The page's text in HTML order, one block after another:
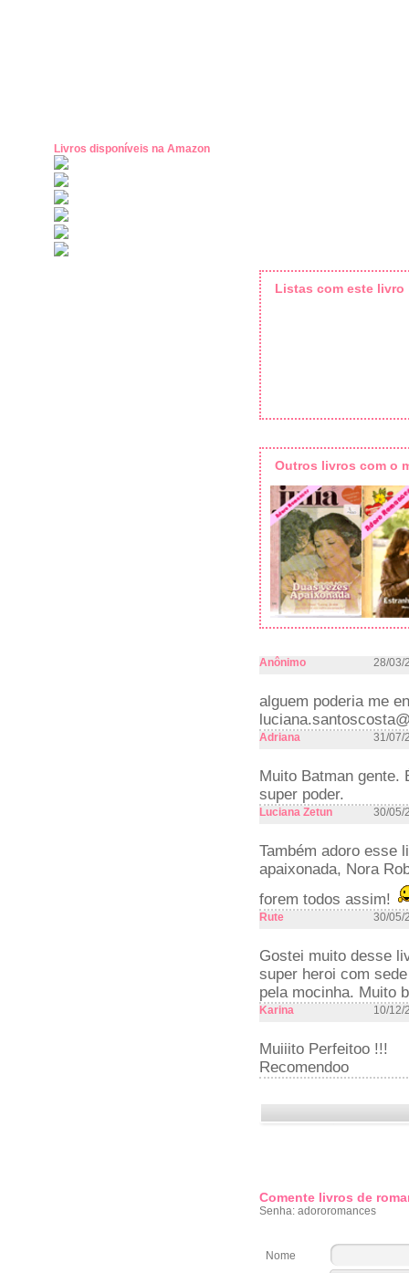
Livros disponíveis na Amazon
Listas com este livro
Outros livros com o
Anônimo 28/03/
alguem poderia me
Adriana 31/07/
Muito Batman gente.
super poder.
Luciana Zetun 30/05/
Também adoro esse
apaixonada, Nora
forem todos assim!
Rute 30/05/
Gostei muito desse
super heroi com
pela mocinha. Muito
Karina 10/12/
Muiiito Perfeitoo !!!
Recomendoo
Comente livros de
Senha: adororomances
Nome